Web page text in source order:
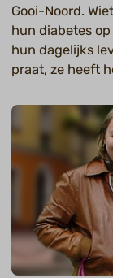
Gooi-Noord.
hun diabetes
hun dagelijks
praat, ze heeft